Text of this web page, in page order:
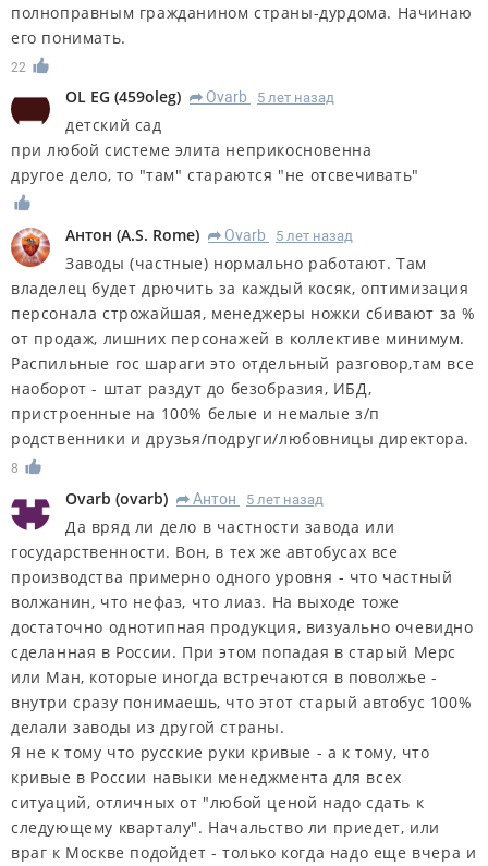
полноправным гражданином страны-дурдома. Начинаю
его понимать.
22
OL EG (459oleg) R Ovarb 5 лет назад
детский сад
при любой системе элита неприкосновенна
другое дело, то "там" стараются "не отсвечивать"
Антон (A.S. Rome) R Ovarb 5 лет назад
Заводы (частные) нормально работают. Там
владелец будет дрючить за каждый косяк, оптимизация
персонала строжайшая, менеджеры ножки сбивают за %
от продаж, лишних персонажей в коллективе минимум.
Распильные гос шараги это отдельный разговор,там все
наоборот - штат раздут до безобразия, ИБД,
пристроенные на 100% белые и немалые з/п
родственники и друзья/подруги/любовницы директора.
8
Ovarb (ovarb) R Антон 5 лет назад
Да вряд ли дело в частности завода или
государственности. Вон, в тех же автобусах все
производства примерно одного уровня - что частный
волжанин, что нефаз, что лиаз. На выходе тоже
достаточно однотипная продукция, визуально очевидно
сделанная в России. При этом попадая в старый Мерс
или Ман, которые иногда встречаются в поволжье -
внутри сразу понимаешь, что этот старый автобус 100%
делали заводы из другой страны.
Я не к тому что русские руки кривые - а к тому, что
кривые в России навыки менеджмента для всех
ситуаций, отличных от "любой ценой надо сдать к
следующему кварталу". Начальство ли приедет, или
враг к Москве подойдет - только когда надо еще вчера и